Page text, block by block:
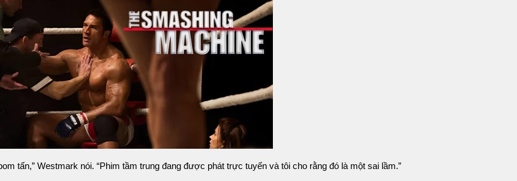
tấn,” Westmark nói. “Phim tầm trung đang được phát trực tuyến và tôi cho rằng đó là một sai lầm.”